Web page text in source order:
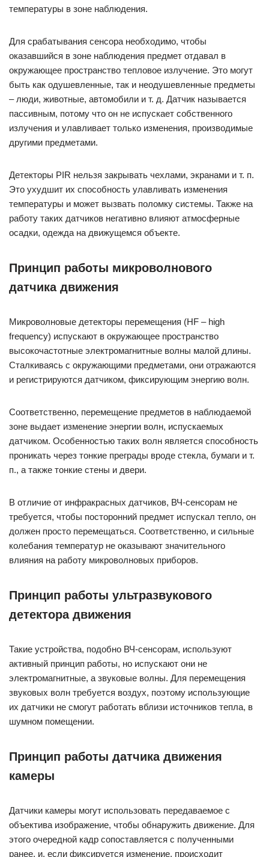
температуры в зоне наблюдения.
Для срабатывания сенсора необходимо, чтобы
оказавшийся в зоне наблюдения предмет отдавал в
окружающее пространство тепловое излучение. Это могут
быть как одушевленные, так и неодушевленные предметы
– люди, животные, автомобили и т. д. Датчик называется
пассивным, потому что он не испускает собственного
излучения и улавливает только изменения, производимые
другими предметами.
Детекторы PIR нельзя закрывать чехлами, экранами и т. п.
Это ухудшит их способность улавливать изменения
температуры и может вызвать поломку системы. Также на
работу таких датчиков негативно влияют атмосферные
осадки, одежда на движущемся объекте.
Принцип работы микроволнового
датчика движения
Микроволновые детекторы перемещения (HF – high
frequency) испускают в окружающее пространство
высокочастотные электромагнитные волны малой длины.
Сталкиваясь с окружающими предметами, они отражаются
и регистрируются датчиком, фиксирующим энергию волн.
Соответственно, перемещение предметов в наблюдаемой
зоне выдает изменение энергии волн, испускаемых
датчиком. Особенностью таких волн является способность
проникать через тонкие преграды вроде стекла, бумаги и т.
п., а также тонкие стены и двери.
В отличие от инфракрасных датчиков, ВЧ-сенсорам не
требуется, чтобы посторонний предмет испускал тепло, он
должен просто перемещаться. Соответственно, и сильные
колебания температур не оказывают значительного
влияния на работу микроволновых приборов.
Принцип работы ультразвукового
детектора движения
Такие устройства, подобно ВЧ-сенсорам, используют
активный принцип работы, но испускают они не
электромагнитные, а звуковые волны. Для перемещения
звуковых волн требуется воздух, поэтому использующие
их датчики не смогут работать вблизи источников тепла, в
шумном помещении.
Принцип работы датчика движения
камеры
Датчики камеры могут использовать передаваемое с
объектива изображение, чтобы обнаружить движение. Для
этого очередной кадр сопоставляется с полученными
ранее, и, если фиксируется изменение, происходит